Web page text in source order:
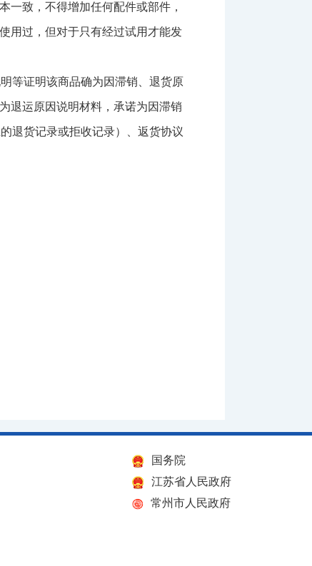
一致，不得增加任何配件或部件，
用过，但对于只有经过试用才能发
等证明该商品确为因滞销、退货原
退运原因说明材料，承诺为因滞销
退货记录或拒收记录）、返货协议
国务院
江苏省人民政府
常州市人民政府